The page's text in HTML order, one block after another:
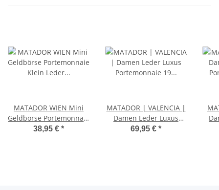
MATADOR WIEN Mini
Geldbörse Portemonnaie
Klein Leder RFID TüV
38,95 € *
MATADOR | VALENCIA |
Damen Leder Luxus
Portemonnaie 19 Farben
69,95 € *